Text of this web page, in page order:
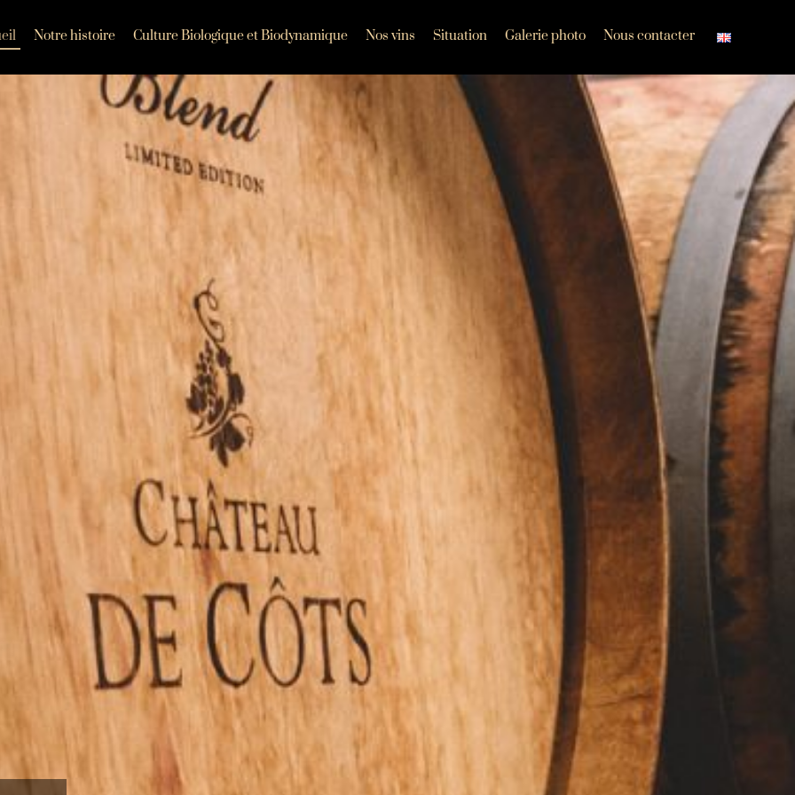
Notre histoire Culture Biologique et Biodynamique Nos vins Situation Galerie photo Nous contacter